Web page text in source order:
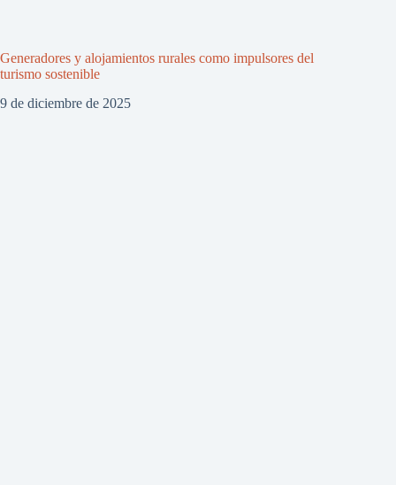
Generadores y alojamientos rurales como impulsores del
turismo sostenible
9 de diciembre de 2025